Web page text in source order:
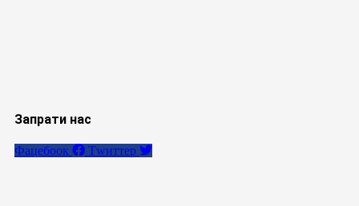
Запрати нас
Фацебоок Тwиттер